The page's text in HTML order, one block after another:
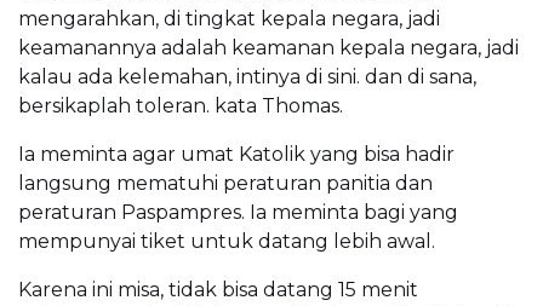
mengarahkan, di tingkat kepala negara, jadi
keamanannya adalah keamanan kepala negara, jadi
kalau ada kelemahan, intinya di sini. dan di sana,
bersikaplah toleran. kata Thomas.
Ia meminta agar umat Katolik yang bisa hadir
langsung mematuhi peraturan panitia dan
peraturan Paspampres. Ia meminta bagi yang
mempunyai tiket untuk datang lebih awal.
Karena ini misa, tidak bisa datang 15 menit